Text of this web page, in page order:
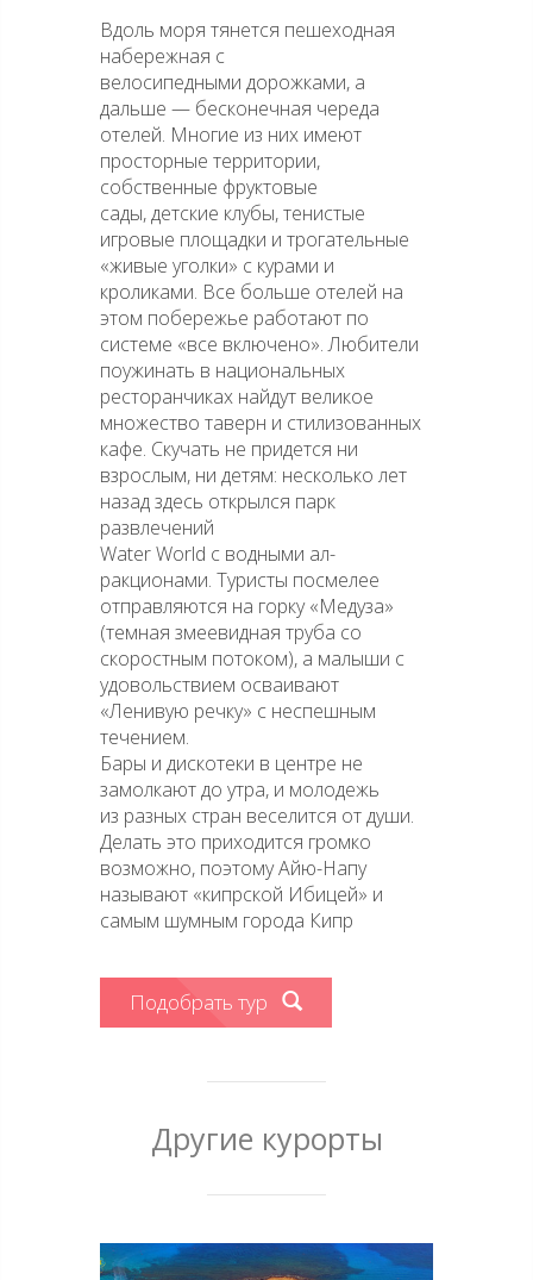
Вдоль моря тянется пешеходная
набережная с
велосипедными дорожками, а
дальше — бесконечная череда
отелей. Многие из них имеют
просторные территории,
собственные фруктовые
сады, детские клубы, тенистые
игровые площадки и трогательные
«живые уголки» с курами и
кроликами. Все больше отелей на
этом побережье работают по
системе «все включено». Любители
поужинать в национальных
ресторанчиках найдут великое
множество таверн и стилизованных
кафе. Скучать не придется ни
взрослым, ни детям: несколько лет
назад здесь открылся парк
развлечений
Water World с водными ал-
ракционами. Туристы посмелее
отправляются на горку «Медуза»
(темная змеевидная труба со
скоростным потоком), а малыши с
удовольствием осваивают
«Ленивую речку» с неспешным
течением.
Бары и дискотеки в центре не
замолкают до утра, и молодежь
из разных стран веселится от души.
Делать это приходится громко
возможно, поэтому Айю-Напу
называют «кипрской Ибицей» и
самым шумным города Кипр
Подобрать тур
Другие курорты